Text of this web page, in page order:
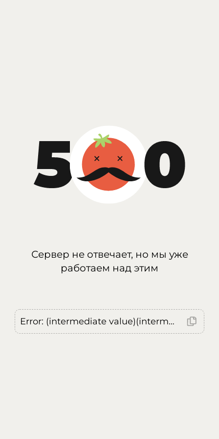
Сервер не отвечает, но мы уже
работаем над этим
Error: (intermediate value)(intermediate value)(intermediate value).replaceAll is not a function